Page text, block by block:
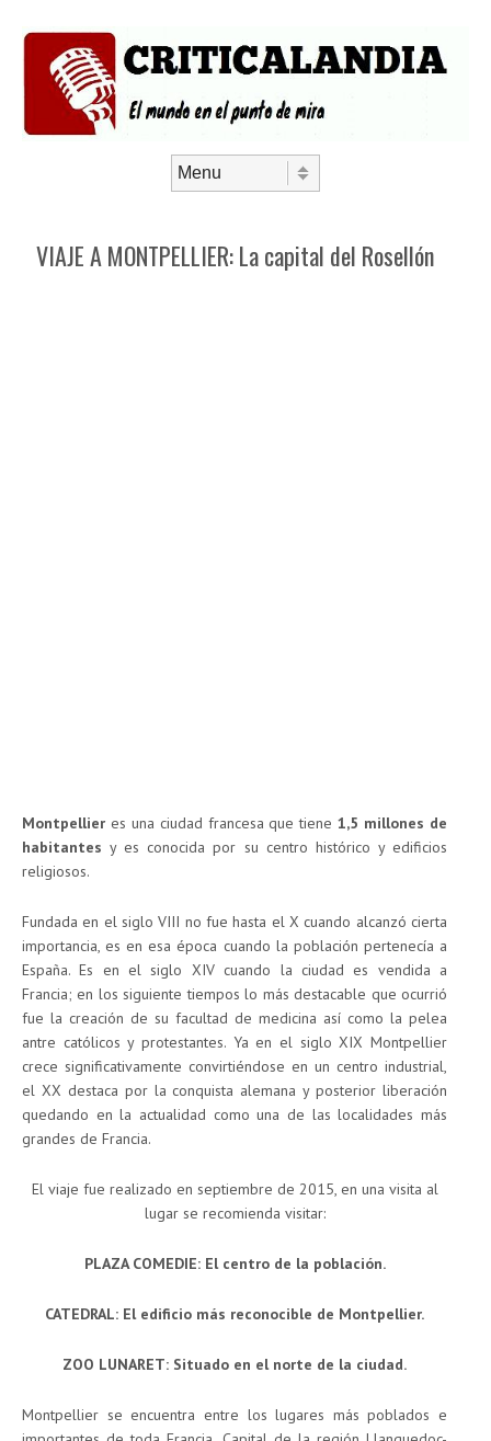
VIAJE A MONTPELLIER: La capital del Rosellón
Montpellier es una ciudad francesa que tiene1,5 millones de
habitantes y es conocida por su centro histórico y edificios
religiosos.
Fundada en el siglo VIII no fue hasta el X cuando alcanzó cierta
importancia, es en esa época cuando la población pertenecía a
España. Es en el siglo XIV cuando la ciudad es vendida a
Francia; en los siguiente tiempos lo más destacable que ocurrió
fue la creación de su facultad de medicina así como la pelea
antre católicos y protestantes. Ya en el siglo XIX Montpellier
crece significativamente convirtiéndose en un centro industrial,
el XX destaca por la conquista alemana y posterior liberación
quedando en la actualidad como una de las localidades más
grandes de Francia.
El viaje fue realizado en septiembre de 2015, en una visita al
lugar se recomienda visitar:
PLAZA COMEDIE: El centro de la población.
CATEDRAL: El edificio más reconocible de Montpellier.
ZOO LUNARET: Situado en el norte de la ciudad.
Montpellier se encuentra entre los lugares más poblados e